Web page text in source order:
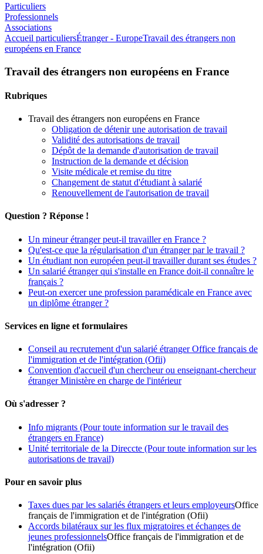
Particuliers
Professionnels
Associations
Accueil particuliersÉtranger - EuropeTravail des étrangers non
européens en France
Travail des étrangers non européens en France
Rubriques
Travail des étrangers non européens en France
Obligation de détenir une autorisation de travail
Validité des autorisations de travail
Dépôt de la demande d'autorisation de travail
Instruction de la demande et décision
Visite médicale et remise du titre
Changement de statut d'étudiant à salarié
Renouvellement de l'autorisation de travail
Question ? Réponse !
Un mineur étranger peut-il travailler en France ?
Qu'est-ce que la régularisation d'un étranger par le travail ?
Un étudiant non européen peut-il travailler durant ses études ?
Un salarié étranger qui s'installe en France doit-il connaître le
français ?
Peut-on exercer une profession paramédicale en France avec
un diplôme étranger ?
Services en ligne et formulaires
Conseil au recrutement d'un salarié étranger Office français de
l'immigration et de l'intégration (Ofii)
Convention d'accueil d'un chercheur ou enseignant-chercheur
étranger Ministère en charge de l'intérieur
Où s'adresser ?
Info migrants (Pour toute information sur le travail des
étrangers en France)
Unité territoriale de la Direccte (Pour toute information sur les
autorisations de travail)
Pour en savoir plus
Taxes dues par les salariés étrangers et leurs employeursOffice
français de l'immigration et de l'intégration (Ofii)
Accords bilatéraux sur les flux migratoires et échanges de
jeunes professionnelsOffice français de l'immigration et de
l'intégration (Ofii)